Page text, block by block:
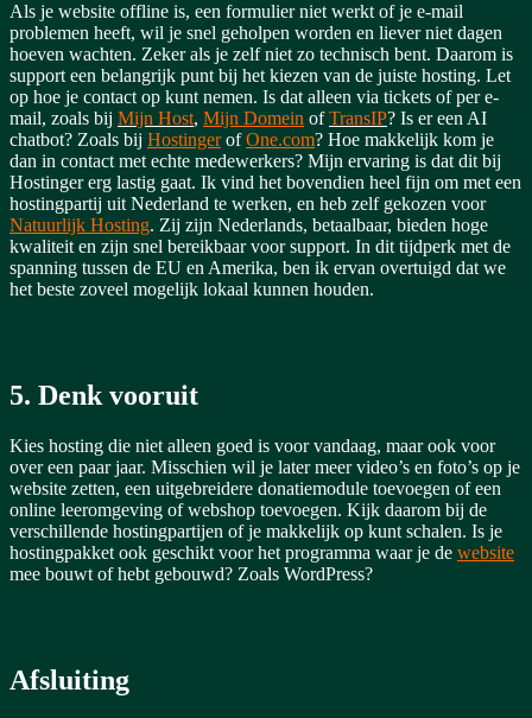
Als je website offline is, een formulier niet werkt of je e-mail
problemen heeft, wil je snel geholpen worden en liever niet dagen
hoeven wachten. Zeker als je zelf niet zo technisch bent. Daarom is
support een belangrijk punt bij het kiezen van de juiste hosting. Let
op hoe je contact op kunt nemen. Is dat alleen via tickets of per e-
mail, zoals bij Mijn Host, Mijn Domein ofTransIP? Is er een AI
chatbot? Zoals bij HostingerofOne.com? Hoe makkelijk kom je
dan in contact met echte medewerkers? Mijn ervaring is dat dit bij
Hostinger erg lastig gaat. Ik vind het bovendien heel fijn om met een
hostingpartij uit Nederland te werken, en heb zelf gekozen voor
Natuurlijk Hosting. Zij zijn Nederlands, betaalbaar, bieden hoge
kwaliteit en zijn snel bereikbaar voor support. In dit tijdperk met de
spanning tussen de EU en Amerika, ben ik ervan overtuigd dat we
het beste zoveel mogelijk lokaal kunnen houden.
5. Denk vooruit
Kies hosting die niet alleen goed is voor vandaag, maar ook voor
over een paar jaar. Misschien wil je later meer video’s en foto’s op je
website zetten, een uitgebreidere donatiemodule toevoegen of een
online leeromgeving of webshop toevoegen. Kijk daarom bij de
verschillende hostingpartijen of je makkelijk op kunt schalen. Is je
hostingpakket ook geschikt voor het programma waar je de website
mee bouwt of hebt gebouwd? Zoals WordPress?
Afsluiting